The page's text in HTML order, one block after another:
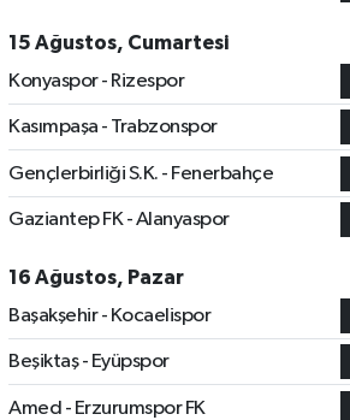
15 Ağustos, Cumartesi
Konyaspor - Rizespor
Kasımpaşa - Trabzonspor
Gençlerbirliği S.K. - Fenerbahçe
Gaziantep FK - Alanyaspor
16 Ağustos, Pazar
Başakşehir - Kocaelispor
Beşiktaş - Eyüpspor
Amed - Erzurumspor FK